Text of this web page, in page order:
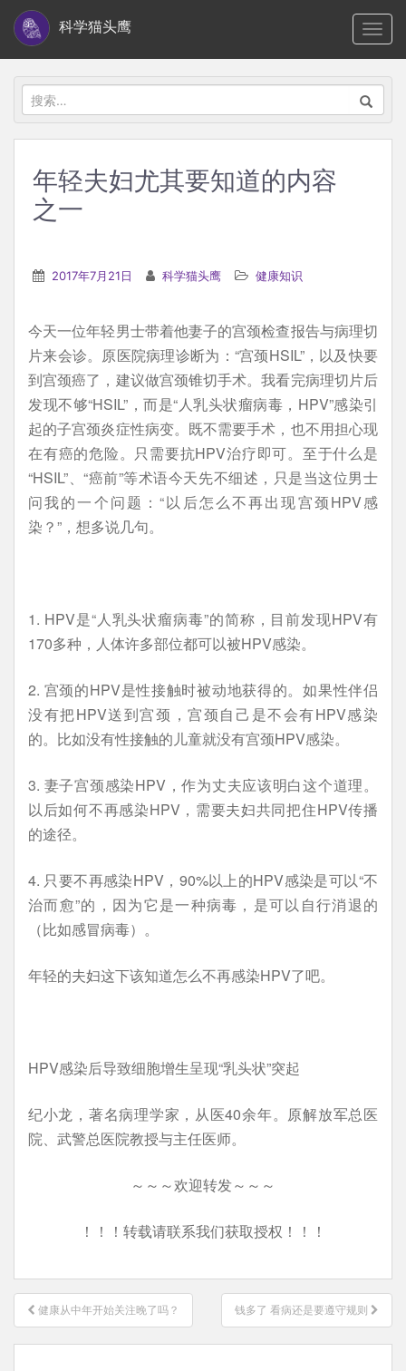
i
科学猫头鹰
搜
索：
年轻夫妇尤其要知道的内容
之一
2017年7月21日 科学猫头鹰 健康知识
今天一位年轻男士带着他妻子的宫颈检查报告与病理切
片来会诊。原医院病理诊断为：“宫颈HSIL”，以及快要
到宫颈癌了，建议做宫颈锥切手术。我看完病理切片后
发现不够“HSIL”，而是“人乳头状瘤病毒，HPV”感染引
起的子宫颈炎症性病变。既不需要手术，也不用担心现
在有癌的危险。只需要抗HPV治疗即可。至于什么是
“HSIL”、“癌前”等术语今天先不细述，只是当这位男士
问我的一个问题：“以后怎么不再出现宫颈HPV感
染？”，想多说几句。
1. HPV是“人乳头状瘤病毒”的简称，目前发现HPV有
170多种，人体许多部位都可以被HPV感染。
2. 宫颈的HPV是性接触时被动地获得的。如果性伴侣
没有把HPV送到宫颈，宫颈自己是不会有HPV感染
的。比如没有性接触的儿童就没有宫颈HPV感染。
3. 妻子宫颈感染HPV，作为丈夫应该明白这个道理。
以后如何不再感染HPV，需要夫妇共同把住HPV传播
的途径。
4. 只要不再感染HPV，90%以上的HPV感染是可以“不
治而愈”的，因为它是一种病毒，是可以自行消退的
（比如感冒病毒）。
年轻的夫妇这下该知道怎么不再感染HPV了吧。
HPV感染后导致细胞增生呈现“乳头状”突起
纪小龙，著名病理学家，从医40余年。原解放军总医
院、武警总医院教授与主任医师。
～～～欢迎转发～～～
！！！转载请联系我们获取授权！！！
文
章
导
健康从中年开始关注晚了吗？ 钱多了 看病还是要遵守规则